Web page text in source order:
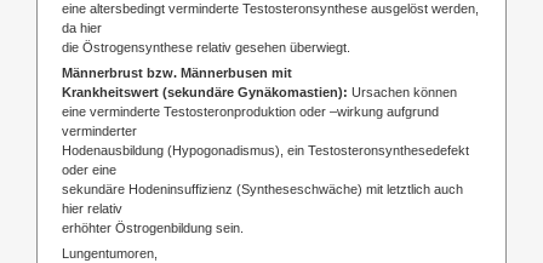
eine altersbedingt verminderte Testosteronsynthese ausgelöst werden,
da hier
die Östrogensynthese relativ gesehen überwiegt.
Männerbrust bzw. Männerbusen mit
Krankheitswert (sekundäre Gynäkomastien): Ursachen können
eine verminderte Testosteronproduktion oder –wirkung aufgrund
verminderter
Hodenausbildung (Hypogonadismus), ein Testosteronsynthesedefekt
oder eine
sekundäre Hodeninsuffizienz (Syntheseschwäche) mit letztlich auch
hier relativ
erhöhter Östrogenbildung sein.
Lungentumoren,